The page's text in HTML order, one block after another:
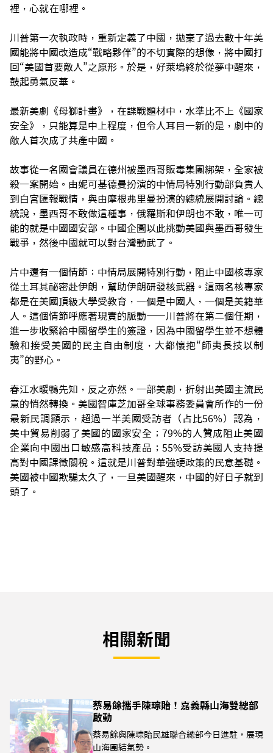
裡，心就在哪裡。
川普第一次執政時，重新定義了中國，拋棄了過去數十年美
國能將中國改造成“戰略夥伴”的不切實際的想像，將中國打
回“美國首要敵人”之原形。於是，好萊塢終於從夢中醒來，
鼓起勇氣反華。
最新美劇《母獅計畫》，在諜戰題材中，水準比不上《國家
安全》，只能算是中上程度，但令人耳目一新的是，劇中的
敵人首次成了共產中國。
故事從一名國會議員在德州被墨西哥販毒集團綁架，全家被
殺一案開始。由妮可基德曼扮演的中情局特別行動部負責人
到白宮匯報戰情，與由摩根弗里曼扮演的總統展開討論。總
統說，墨西哥不敢做這種事，俄羅斯和伊朗也不敢，唯一可
能的就是中國國安部。中國企圖以此挑動美國與墨西哥發生
戰爭，然後中國就可以對台灣動武了。
片中還有一個情節：中情局展開特別行動，阻止中國核專家
從土耳其祕密赴伊朗，幫助伊朗研發核武器。這兩名核專家
都是在美國頂級大學受教育，一個是中國人，一個是美籍華
人。這個情節呼應著現實的脈動——川普將在第二個任期，
進一步收緊給中國留學生的簽證，因為中國留學生並不想體
驗和接受美國的民主自由制度，大都懷抱“師夷長技以制
夷”的野心。
春江水暖鴨先知，反之亦然。一部美劇，折射出美國主流民
意的悄然轉換。美國智庫芝加哥全球事務委員會所作的一份
最新民調顯示，超過一半美國受訪者（占比56%）認為，
美中貿易削弱了美國的國家安全；79%的人贊成阻止美國
企業向中國出口敏感高科技產品；55%受訪美國人支持提
高對中國課徵關稅。這就是川普對華強硬政策的民意基礎。
美國被中國欺騙太久了，一旦美國醒來，中國的好日子就到
頭了。
相關新聞
蔡易餘攜手陳琮貽！嘉義縣山海雙總部
啟動
蔡易餘與陳琮貽民雄聯合總部今日進駐，展現
山海團結氣勢。